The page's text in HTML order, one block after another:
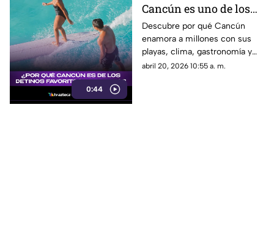
0:44
Cancún es uno de los
destinos más amados
del mundo por turistas
Descubre por qué Cancún
enamora a millones con sus
playas, clima, gastronomía y
diversión.
abril 20, 2026 10:55 a. m.